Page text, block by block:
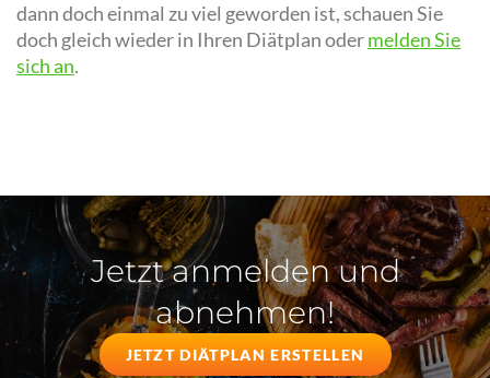
dann doch einmal zu viel geworden ist, schauen Sie
doch gleich wieder in Ihren Diätplan odermelden Sie
sich an.
Jetzt anmelden und
abnehmen!
JETZT DIÄTPLAN ERSTELLEN